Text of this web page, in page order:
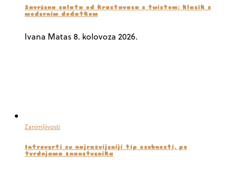
Savršena salata od krastavaca s twistom: klasik s
modernim dodatkom
Ivana Matas 8. kolovoza 2026.
Zanimljivosti
Introverti su najrazvijeniji tip osobnosti, po
tvrdnjama znanstvenika